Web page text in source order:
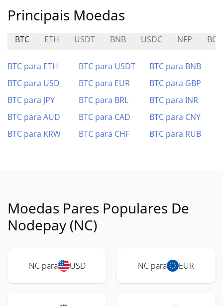
Principais Moedas
BTC ETH USDT BNB USDC NFP BOB
BTC para ETH BTC para USDT
BTC para BNB
BTC para USD
BTC para EUR
BTC para GBP
BTC para JPY
BTC para BRL
BTC para INR
BTC para AUD
BTC para CAD
BTC para CNY
BTC para KRW
BTC para CHF BTC para RUB
Moedas Pares Populares De
Nodepay (NC)
NC para USD NC para EUR